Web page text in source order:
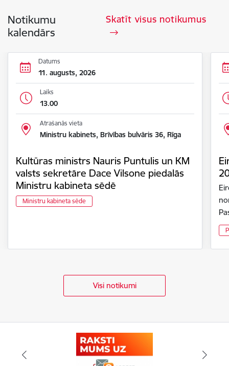
Notikumu
kalendārs
Skatīt visus notikumus
Datums
11. augusts, 2026
Laiks
13.00
Atrašanās vieta
Ministru kabinets, Brīvības bulvāris 36, Rīga
Kultūras ministrs Nauris Puntulis un KM
valsts sekretāre Dace Vilsone piedalās
Ministru kabineta sēdē
Ministru kabineta sēde
Visi notikumi